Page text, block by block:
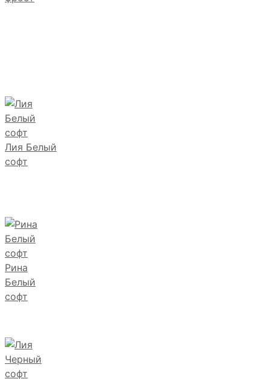
Лия Белый
софт
Рина
Белый
софт